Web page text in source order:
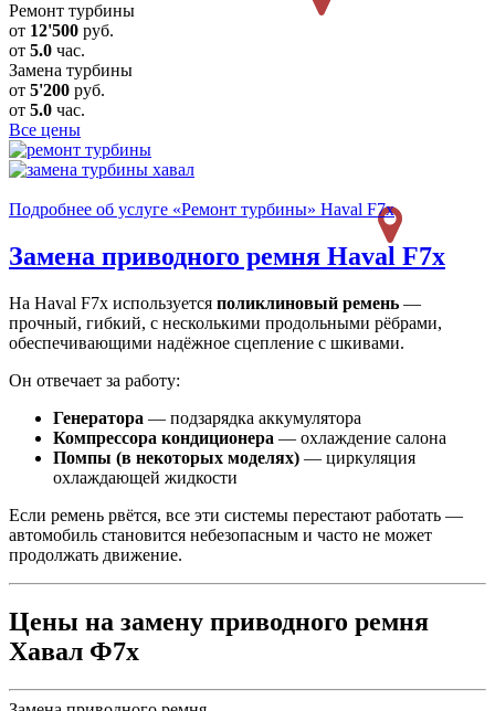
Ремонт турбины
от 12'500 руб.
от 5.0 час.
Замена турбины
от 5'200 руб.
от 5.0 час.
Все цены
Подробнее об услуге «Ремонт турбины» Haval F7x
Замена приводного ремня Haval F7x
На Haval F7x используется поликлиновый ремень —
прочный, гибкий, с несколькими продольными рёбрами,
обеспечивающими надёжное сцепление с шкивами.
Он отвечает за работу:
Генератора — подзарядка аккумулятора
Компрессора кондиционера — охлаждение салона
Помпы (в некоторых моделях) — циркуляция
охлаждающей жидкости
Если ремень рвётся, все эти системы перестают работать —
автомобиль становится небезопасным и часто не может
продолжать движение.
Цены на замену приводного ремня
Хавал Ф7х